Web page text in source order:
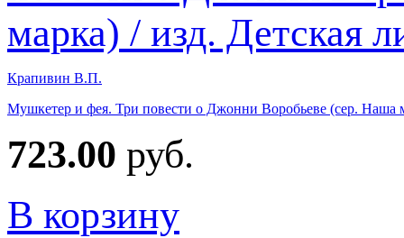
Крапивин В.П.
Мушкетер и фея. Три повести о Джонни Воробьеве (сер. Наша
723.00 руб.
В корзину